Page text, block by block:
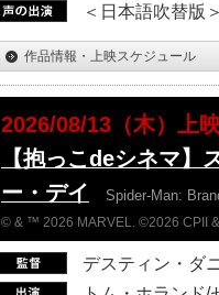
＜日本語吹替版
作品情報・上映スケジュール
2026/08/13（木）上
【抱っこdeシネマ】
ー・デイ
Spider-Man:
© & ™ 2026 MARVEL. ©2026 CPII
デスティン・ダ